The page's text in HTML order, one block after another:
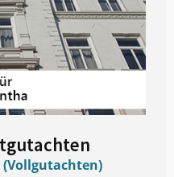
(Vollgutachten)